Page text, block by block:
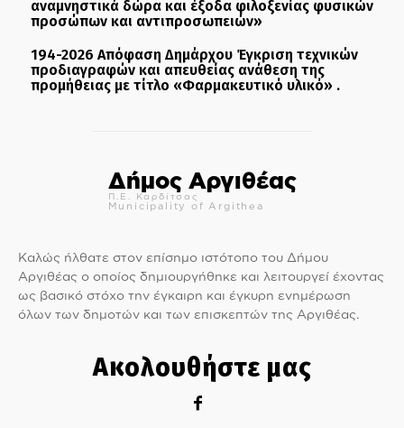
αναμνηστικά δώρα και έξοδα φιλοξενίας φυσικών
προσώπων και αντιπροσωπειών»
194-2026 Απόφαση Δημάρχου Έγκριση τεχνικών
προδιαγραφών και απευθείας ανάθεση της
προμήθειας με τίτλο «Φαρμακευτικό υλικό» .
Δήμος Αργιθέας
Π.Ε. Καρδίτσας
Municipality of Argithea
Καλώς ήλθατε στον επίσημο ιστότοπο του Δήμου
Αργιθέας ο οποίος δημιουργήθηκε και λειτουργεί έχοντας
ως βασικό στόχο την έγκαιρη και έγκυρη ενημέρωση
όλων των δημοτών και των επισκεπτών της Αργιθέας.
Ακολουθήστε μας